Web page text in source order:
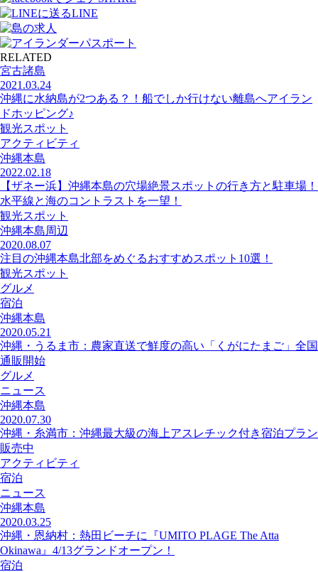
LINE
RELATED
宮古諸島
2021.03.24
沖縄に水納島が2つある？！船でしか行けない離島へアイラン
ドホッピング♪
観光スポット
アクティビティ
沖縄本島
2022.02.18
【ザネー浜】沖縄本島の穴場絶景スポットの行き方と駐車場！
水平線と海のコントラストを一望！
観光スポット
沖縄本島周辺
2020.08.07
注目の沖縄本島北部をめぐるおすすめスポット10選！
観光スポット
グルメ
宿泊
沖縄本島
2020.05.21
沖縄・うるま市：農家直送で鮮度の高い「くがにたまご」全国
通販開始
グルメ
ニュース
沖縄本島
2020.07.30
沖縄・糸満市：沖縄最大級の海上アスレチック付き宿泊プラン
販売中
アクティビティ
宿泊
ニュース
沖縄本島
2020.03.25
沖縄・恩納村：熱田ビーチに『UMITO PLAGE The Atta
Okinawa』4/13グランドオープン！
宿泊